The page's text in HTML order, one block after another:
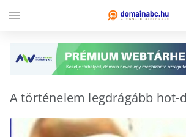
A történelem legdrágább hot-
menu